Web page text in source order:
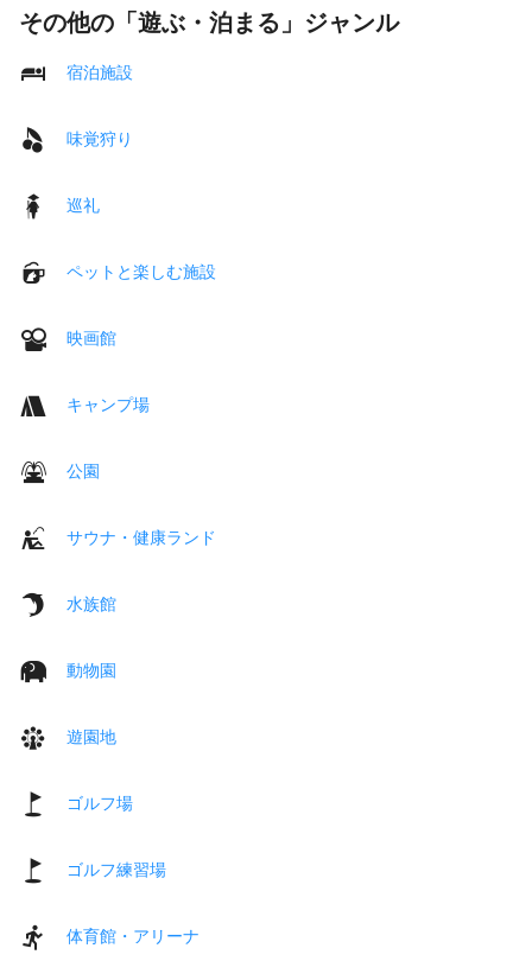
その他の「遊ぶ・泊まる」ジャンル
宿泊施設
味覚狩り
巡礼
ペットと楽しむ施設
映画館
キャンプ場
公園
サウナ・健康ランド
水族館
動物園
遊園地
ゴルフ場
ゴルフ練習場
体育館・アリーナ